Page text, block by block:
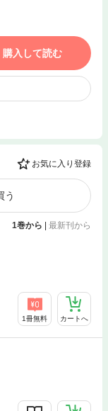
購入して読む
お気に入り登録
う
1巻から | 最新刊から
1冊無料 カートへ